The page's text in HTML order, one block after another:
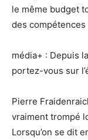
le même budget
des
média+ : Depuis
portez-vous sur
Pierre
vraiment trompé
Lorsqu’on se dit